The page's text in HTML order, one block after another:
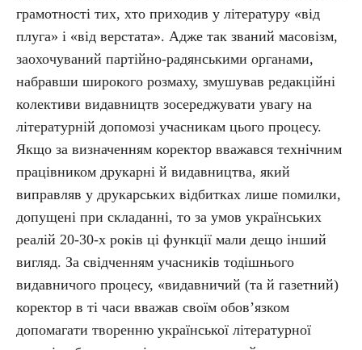
грамотності тих, хто приходив у літературу «від
плуга» і «від верстата». Адже так званий масовізм,
заохочуваний партійно-радянськими органами,
набравши широкого розмаху, змушував редакційні
колективи видавництв зосереджувати увагу на
літературній допомозі учасникам цього процесу.
Якщо за визначенням коректор вважався технічним
працівником друкарні й видавництва, який
виправляв у друкарських відбитках лише помилки,
допущені при складанні, то за умов українських
реалій 20-30-х років ці функції мали дещо інший
вигляд. За свідченням учасників тодішнього
видавничого процесу, «видавничий (та й газетний)
коректор в ті часи вважав своїм обов’язком
допомагати творенню української літературної